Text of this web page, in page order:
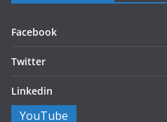
Facebook
Twitter
Linkedin
YouTube